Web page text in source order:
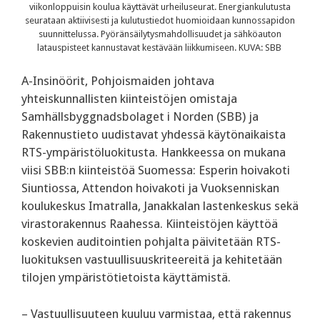
viikonloppuisin koulua käyttävät urheiluseurat. Energiankulutusta
seurataan aktiivisesti ja kulutustiedot huomioidaan kunnossapidon
suunnittelussa. Pyöränsäilytysmahdollisuudet ja sähköauton
latauspisteet kannustavat kestävään liikkumiseen. KUVA: SBB
A-Insinöörit, Pohjoismaiden johtava
yhteiskunnallisten kiinteistöjen omistaja
Samhällsbyggnadsbolaget i Norden (SBB) ja
Rakennustieto uudistavat yhdessä käytönaikaista
RTS-ympäristöluokitusta. Hankkeessa on mukana
viisi SBB:n kiinteistöä Suomessa: Esperin hoivakoti
Siuntiossa, Attendon hoivakoti ja Vuoksenniskan
koulukeskus Imatralla, Janakkalan lastenkeskus sekä
virastorakennus Raahessa. Kiinteistöjen käyttöä
koskevien auditointien pohjalta päivitetään RTS-
luokituksen vastuullisuuskriteereitä ja kehitetään
tilojen ympäristötietoista käyttämistä.
– Vastuullisuuteen kuuluu varmistaa, että rakennus